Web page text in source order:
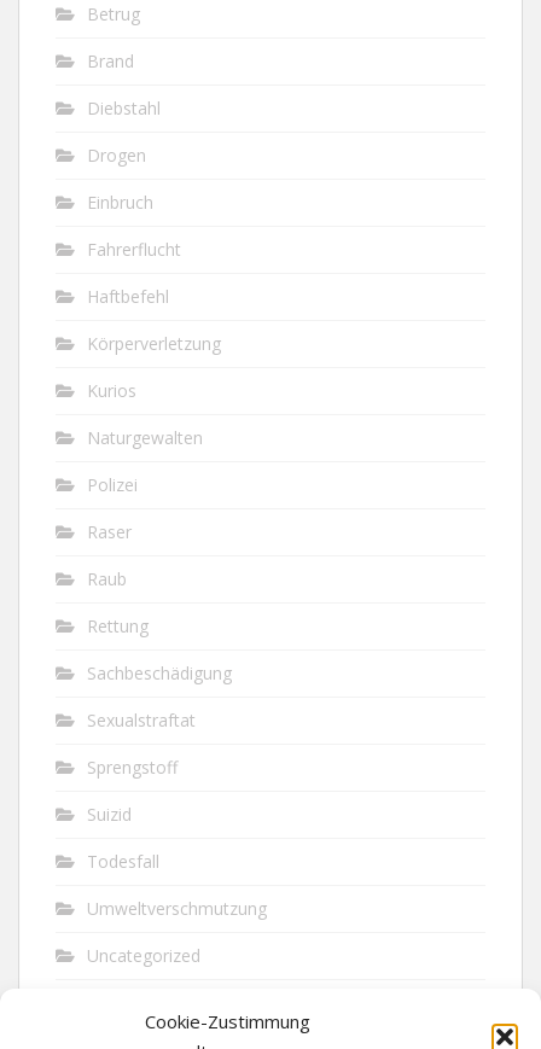
Cookie-Zustimmung
Betrug
Brand
Diebstahl
Drogen
Einbruch
Fahrerflucht
Haftbefehl
Körperverletzung
Kurios
Naturgewalten
Polizei
Raser
Raub
Rettung
Sachbeschädigung
Sexualstraftat
Sprengstoff
Suizid
Todesfall
Umweltverschmutzung
Uncategorized